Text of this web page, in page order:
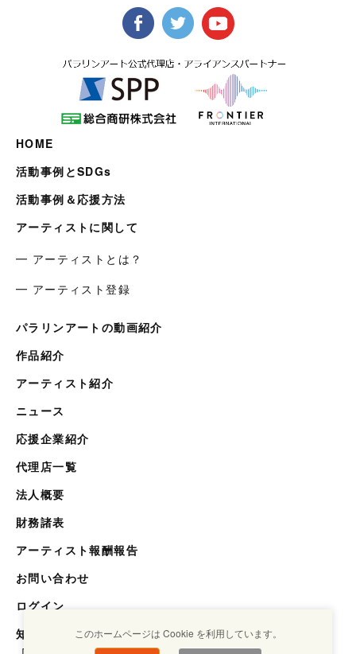
HOME
活動事例とSDGs
活動事例＆応援方法
アーティストに関して
━ アーティストとは？
━ アーティスト登録
パラリンアートの動画紹介
作品紹介
アーティスト紹介
ニュース
応援企業紹介
代理店一覧
法人概要
財務諸表
アーティスト報酬報告
お問い合わせ
ログイン
知らない世界を知るメディア
このホームページは Cookie を利用しています。